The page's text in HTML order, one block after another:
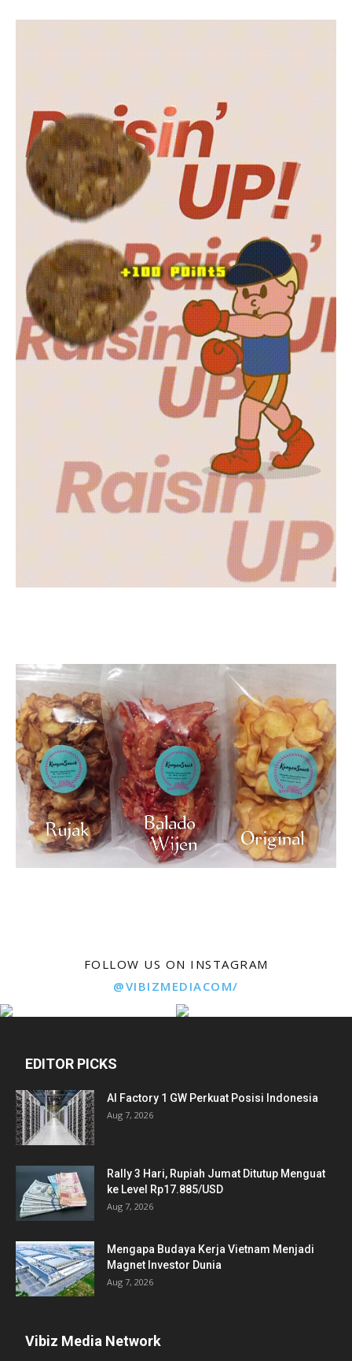
FOLLOW US ON INSTAGRAM
@VIBIZMEDIACOM/
EDITOR PICKS
AI Factory 1 GW Perkuat Posisi Indonesia
Aug 7, 2026
Rally 3 Hari, Rupiah Jumat Ditutup Menguat
ke Level Rp17.885/USD
Aug 7, 2026
Mengapa Budaya Kerja Vietnam Menjadi
Magnet Investor Dunia
Aug 7, 2026
Vibiz Media Network